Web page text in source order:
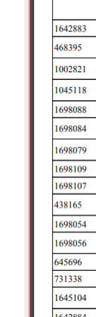
кассе
ордеров
кассе